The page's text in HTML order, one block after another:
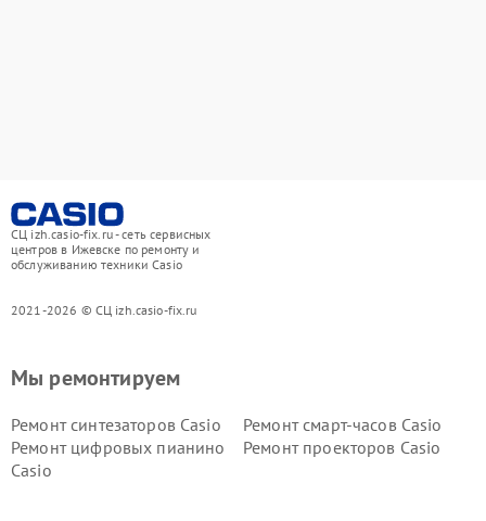
СЦ izh.casio-fix.ru - сеть сервисных
центров в Ижевске по ремонту и
обслуживанию техники Casio
2021-2026 © СЦ izh.casio-fix.ru
Мы ремонтируем
Ремонт синтезаторов Casio
Ремонт смарт-часов Casio
Ремонт цифровых пианино
Casio
Ремонт проекторов Casio